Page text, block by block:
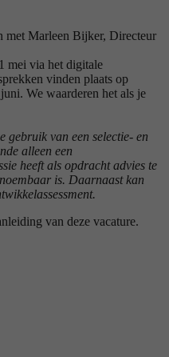
met Marleen Bijker, Directeur
mei via het digitale
vinden plaats op
We waarderen het als je
gebruik van een selectie- en
alleen een
heeft als opdracht advies te
is. Daarnaast kan
van deze vacature.